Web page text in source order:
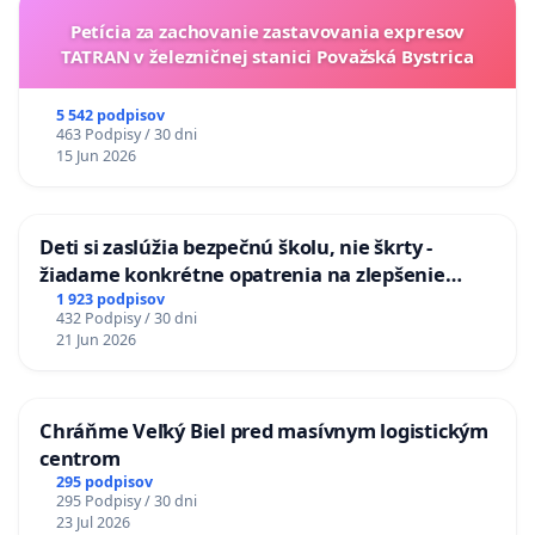
Petícia za zachovanie zastavovania expresov
TATRAN v železničnej stanici Považská Bystrica
5 542 podpisov
463 Podpisy / 30 dni
15 Jun 2026
Deti si zaslúžia bezpečnú školu, nie škrty -
žiadame konkrétne opatrenia na zlepšenie
situácie v školstve
1 923 podpisov
432 Podpisy / 30 dni
21 Jun 2026
Chráňme Veľký Biel pred masívnym logistickým
centrom
295 podpisov
295 Podpisy / 30 dni
23 Jul 2026